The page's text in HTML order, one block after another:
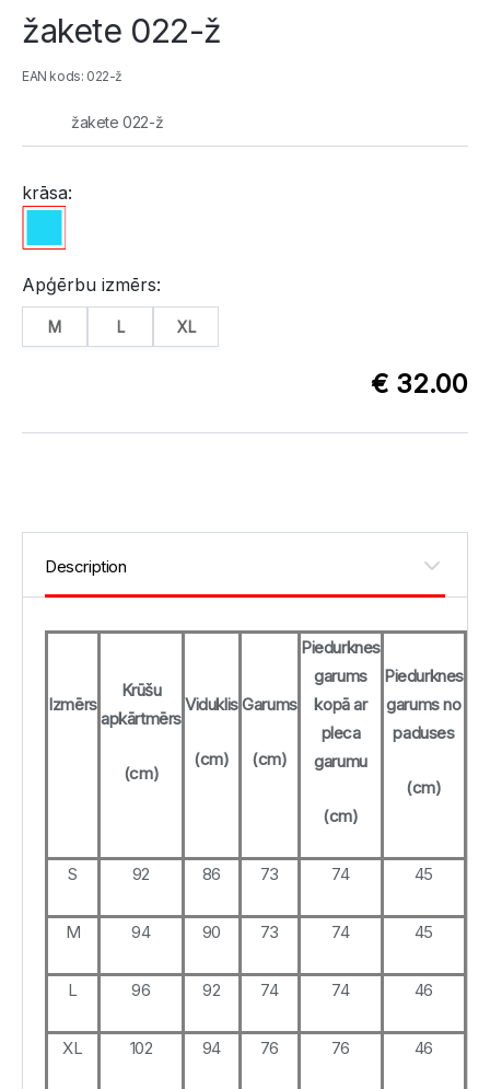
žakete 022-ž
EAN kods: 022-ž
žakete 022-ž
krāsa:
Apģērbu izmērs:
M L XL
€ 32.00
Izmērs
Krūšu
apkārtmērs
(cm)
Viduklis
(cm)
Garums
(cm)
Piedurknes
garums
kopā ar
pleca
garumu
(cm)
Piedurknes
garums no
paduses
(cm)
S 92 86 73 74 45
M 94 90 73 74 45
L 96 92 74 74 46
XL 102 94 76 76 46